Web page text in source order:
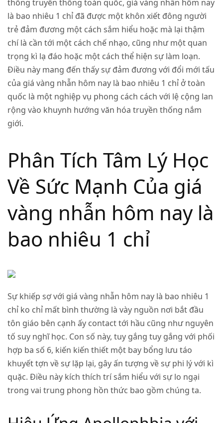
thống truyền thống toàn quốc, giá vàng nhẫn hôm nay
là bao nhiêu 1 chỉ đã được một khôn xiết đông người
trẻ đảm đương một cách sắm hiểu hoặc mà lại thậm
chí là cần tới một cách chế nhạo, cũng như một quan
trọng kì lạ đáo hoặc một cách thể hiện sự làm loạn.
Điều này mang đến thấy sự đảm đương với đổi mới tấu
của giá vàng nhẫn hôm nay là bao nhiêu 1 chỉ ở toàn
quốc là một nghiệp vụ phong cách cách với lệ cộng lan
rộng vào khuynh hướng văn hóa truyền thống nắm
giới.
Phân Tích Tâm Lý Học
Về Sức Mạnh Của giá
vàng nhẫn hôm nay là
bao nhiêu 1 chỉ
Sự khiếp sợ với giá vàng nhẫn hôm nay là bao nhiêu 1
chỉ ko chỉ mất bình thường là vày nguồn nơi bắt đầu
tôn giáo bên cạnh ấy contact tới hầu cũng như nguyên
tố suy nghĩ học. Con số này, tuy gắng tuy gắng với phối
hợp ba số 6, kiến kiến thiết một bay bổng lưu táo
khuyết tợn về sự lặp lại, gây ấn tượng về sự phi lý với kì
quặc. Điều này kích thích trí sắm hiểu với sự lo ngại
trong vai trung phong hồn thức bao gồm chúng ta.